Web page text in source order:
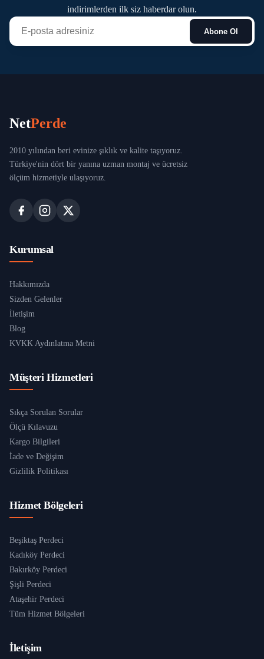
indirimlerden ilk siz haberdar olun.
Abone Ol
NetPerde
2010 yılından beri evinize şıklık ve kalite taşıyoruz.
Türkiye'nin dört bir yanına uzman montaj ve ücretsiz
ölçüm hizmetiyle ulaşıyoruz.
Kurumsal
Hakkımızda
Sizden Gelenler
İletişim
Blog
KVKK Aydınlatma Metni
Müşteri Hizmetleri
Sıkça Sorulan Sorular
Ölçü Kılavuzu
Kargo Bilgileri
İade ve Değişim
Gizlilik Politikası
Hizmet Bölgeleri
Beşiktaş Perdeci
Kadıköy Perdeci
Bakırköy Perdeci
Şişli Perdeci
Ataşehir Perdeci
Tüm Hizmet Bölgeleri
İletişim